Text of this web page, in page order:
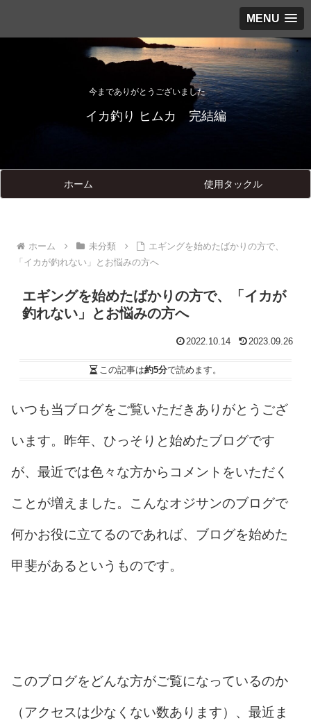
MENU
今までありがとうございました
イカ釣り ヒムカ 完結編
ホーム 使用タックル
ホーム 未分類
エギングを始めたばかりの方で、
「イカが釣れない」とお悩みの方へ
エギングを始めたばかりの方で、「イカが
釣れない」とお悩みの方へ
2022.10.14 2023.09.26
この記事は約5分で読めます。
いつも当ブログをご覧いただきありがとうござ
います。昨年、ひっそりと始めたブログです
が、最近では色々な方からコメントをいただく
ことが増えました。こんなオジサンのブログで
何かお役に立てるのであれば、ブログを始めた
甲斐があるというものです。
このブログをどんな方がご覧になっているのか
（アクセスは少なくない数あります）、最近ま